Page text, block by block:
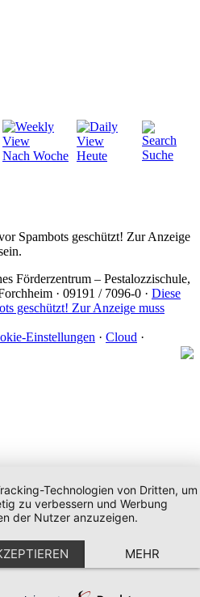
Nach Woche Heute
Suche
Spambots geschützt! Zur Anzeige
Förderzentrum – Pestalozzischule,
· 09191 / 7096-0 · Diese
geschützt! Zur Anzeige muss
Einstellungen · Cloud ·
Technologien von Dritten, um
zu verbessern und Werbung
der Nutzer anzuzeigen.
MEHR